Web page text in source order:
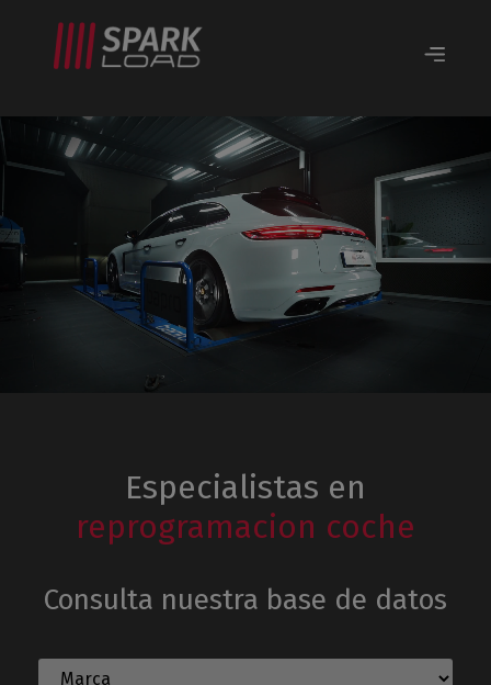
Especialistas en
reprogramacion coche
Consulta nuestra base de datos